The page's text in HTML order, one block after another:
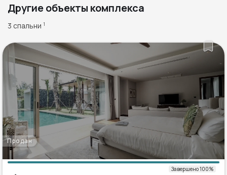
Другие объекты комплекса
3 спальни 1
Продан